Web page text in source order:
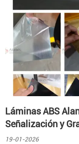
Láminas ABS
Señalización y
19-01-2026